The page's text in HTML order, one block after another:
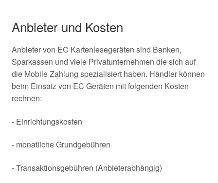
Anbieter und Kosten
Anbieter von EC Kartenlesegeräten sind Banken,
Sparkassen und viele Privatunternehmen die sich auf
die Mobile Zahlung spezialisiert haben. Händler können
beim Einsatz von EC Geräten mit folgenden Kosten
rechnen:
- Einrichtungskosten
- monatliche Grundgebühren
- Transaktionsgebühren (Anbieterabhängig)